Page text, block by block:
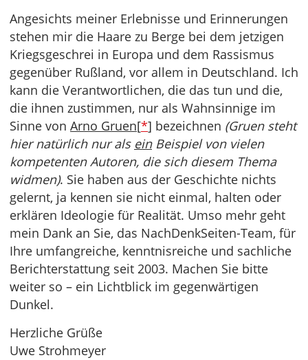
Angesichts meiner Erlebnisse und Erinnerungen
stehen mir die Haare zu Berge bei dem jetzigen
Kriegsgeschrei in Europa und dem Rassismus
gegenüber Rußland, vor allem in Deutschland. Ich
kann die Verantwortlichen, die das tun und die,
die ihnen zustimmen, nur als Wahnsinnige im
Sinne von Arno Gruen[*] bezeichnen (Gruen steht
hier natürlich nur als einBeispiel von vielen
kompetenten Autoren, die sich diesem Thema
widmen). Sie haben aus der Geschichte nichts
gelernt, ja kennen sie nicht einmal, halten oder
erklären Ideologie für Realität. Umso mehr geht
mein Dank an Sie, das NachDenkSeiten-Team, für
Ihre umfangreiche, kenntnisreiche und sachliche
Berichterstattung seit 2003. Machen Sie bitte
weiter so – ein Lichtblick im gegenwärtigen
Dunkel.
Herzliche Grüße
Uwe Strohmeyer